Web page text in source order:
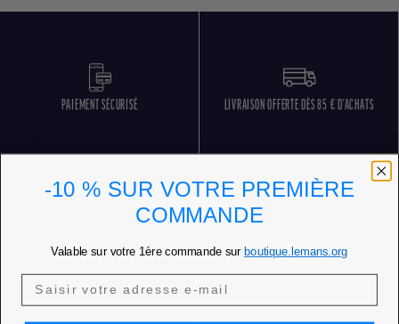
PAIEMENT SÉCURISÉ LIVRAISON OFFERTE DÈS 85 € D'ACHATS
-10 % SUR VOTRE PREMIÈRE
COMMANDE
Valable sur votre 1ère commande sur boutique.lemans.org